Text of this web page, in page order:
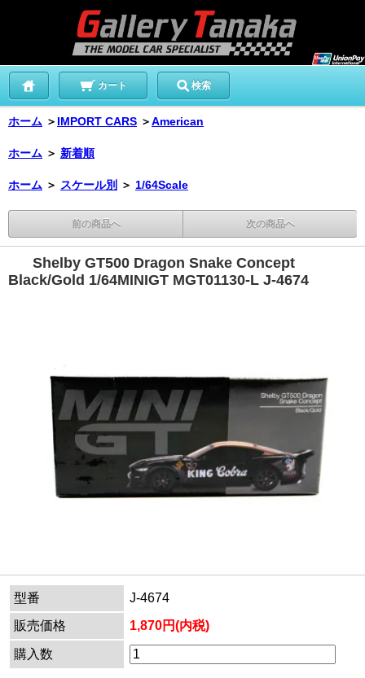
カート 検索
ホーム ＞ IMPORT CARS ＞American
ホーム ＞ 新着順
ホーム ＞ スケール別 ＞ 1/64Scale
前の商品へ 次の商品へ
Shelby GT500 Dragon Snake Concept
Black/Gold 1/64MINIGT MGT01130-L J-4674
型番
J-4674
販売価格
1,870円(内税)
購入数